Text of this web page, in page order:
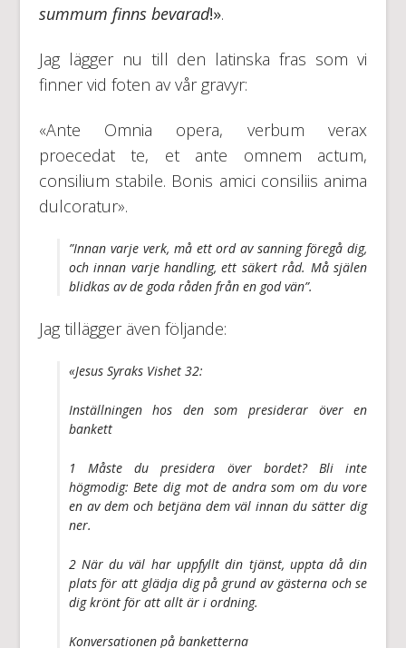
summum finns bevarad!».
Jag lägger nu till den latinska fras som vi
finner vid foten av vår gravyr:
«Ante Omnia opera, verbum verax
proecedat te, et ante omnem actum,
consilium stabile. Bonis amici consiliis anima
dulcoratur».
”Innan varje verk, må ett ord av sanning föregå dig,
och innan varje handling, ett säkert råd. Må själen
blidkas av de goda råden från en god vän”.
Jag tillägger även följande:
«Jesus Syraks Vishet 32:
Inställningen hos den som presiderar över en
bankett
1 Måste du presidera över bordet? Bli inte
högmodig: Bete dig mot de andra som om du vore
en av dem och betjäna dem väl innan du sätter dig
ner.
2 När du väl har uppfyllt din tjänst, uppta då din
plats för att glädja dig på grund av gästerna och se
dig krönt för att allt är i ordning.
Konversationen på banketterna